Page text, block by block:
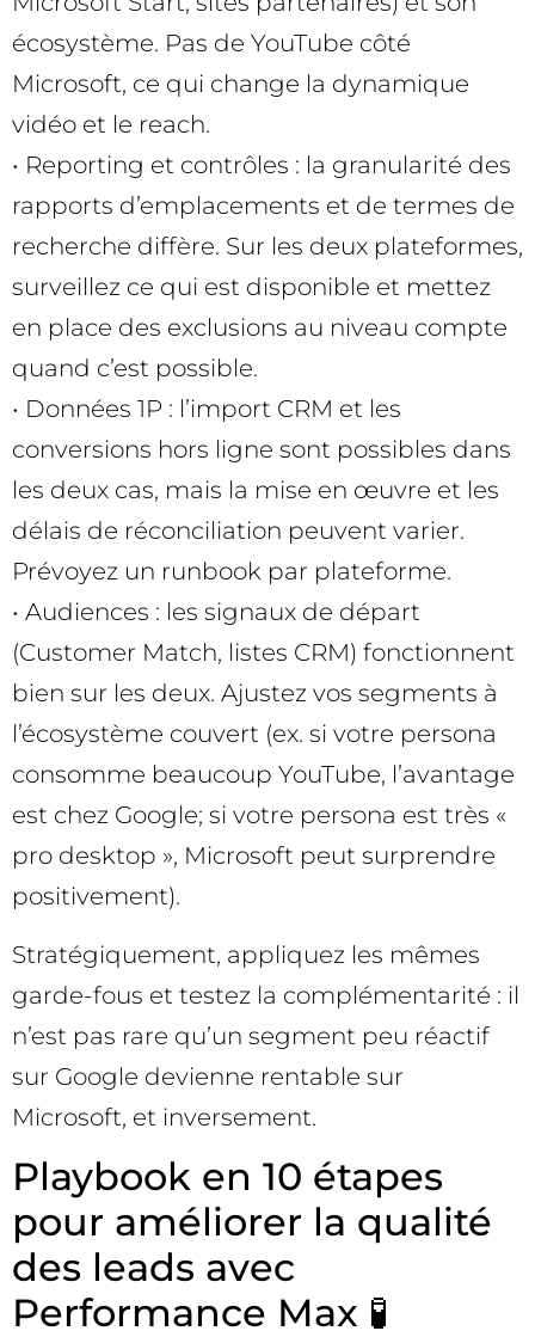
écosystème. Pas de YouTube côté
Microsoft, ce qui change la dynamique
vidéo et le reach.
• Reporting et contrôles : la granularité des
rapports d’emplacements et de termes de
recherche diffère. Sur les deux plateformes,
surveillez ce qui est disponible et mettez
en place des exclusions au niveau compte
quand c’est possible.
• Données 1P : l’import CRM et les
conversions hors ligne sont possibles dans
les deux cas, mais la mise en œuvre et les
délais de réconciliation peuvent varier.
Prévoyez un runbook par plateforme.
• Audiences : les signaux de départ
(Customer Match, listes CRM) fonctionnent
bien sur les deux. Ajustez vos segments à
l’écosystème couvert (ex. si votre persona
consomme beaucoup YouTube, l’avantage
est chez Google; si votre persona est très «
pro desktop », Microsoft peut surprendre
positivement).
Stratégiquement, appliquez les mêmes
garde-fous et testez la complémentarité : il
n’est pas rare qu’un segment peu réactif
sur Google devienne rentable sur
Microsoft, et inversement.
Playbook en 10 étapes
pour améliorer la qualité
des leads avec
Performance Max 🧪